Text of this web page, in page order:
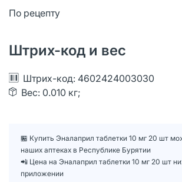
По рецепту
Штрих-код и вес
Штрих-код: 4602424003030
Вес: 0.010 кг;
🏪 Купить Эналаприл таблетки 10 мг 20 шт
наших аптеках в Республике Бурятии
📲 Цена на Эналаприл таблетки 10 мг 20 шт
приложении